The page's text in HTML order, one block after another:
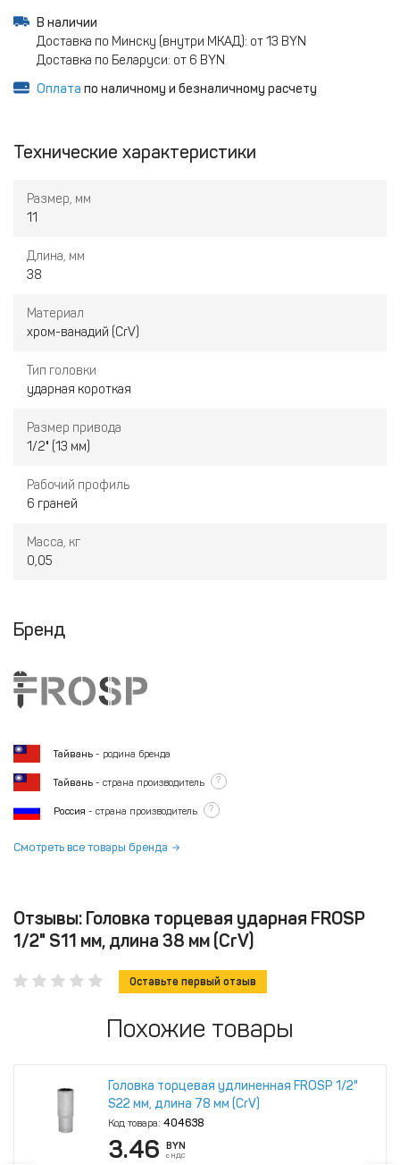
В наличии
Доставка по Минску (внутри МКАД): от 13 BYN
Доставка по Беларуси: от 6 BYN
Оплата по наличному и безналичному расчету
Технические характеристики
Размер, мм
11
Длина, мм
38
Материал
хром-ванадий (CrV)
Тип головки
ударная короткая
Размер привода
1/2" (13 мм)
Рабочий профиль
6 граней
Масса, кг
0,05
Бренд
Тайвань - родина бренда
Тайвань - страна производитель ?
Россия - страна производитель ?
Смотреть все товары бренда
Отзывы: Головка торцевая ударная FROSP
1/2" S11 мм, длина 38 мм (CrV)
Оставьте первый отзыв
Похожие товары
Головка торцевая удлиненная FROSP 1/2"
S22 мм, длина 78 мм (CrV)
Код товара: 404638
3.46 BYN
с НДС